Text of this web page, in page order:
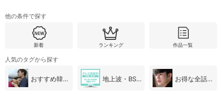
他の条件で探す
新着 ランキング 作品一覧
人気のタグから探す
おすすめ韓国ドラマ 地上波・BS放送（韓国ドラマ） お得な全話パック